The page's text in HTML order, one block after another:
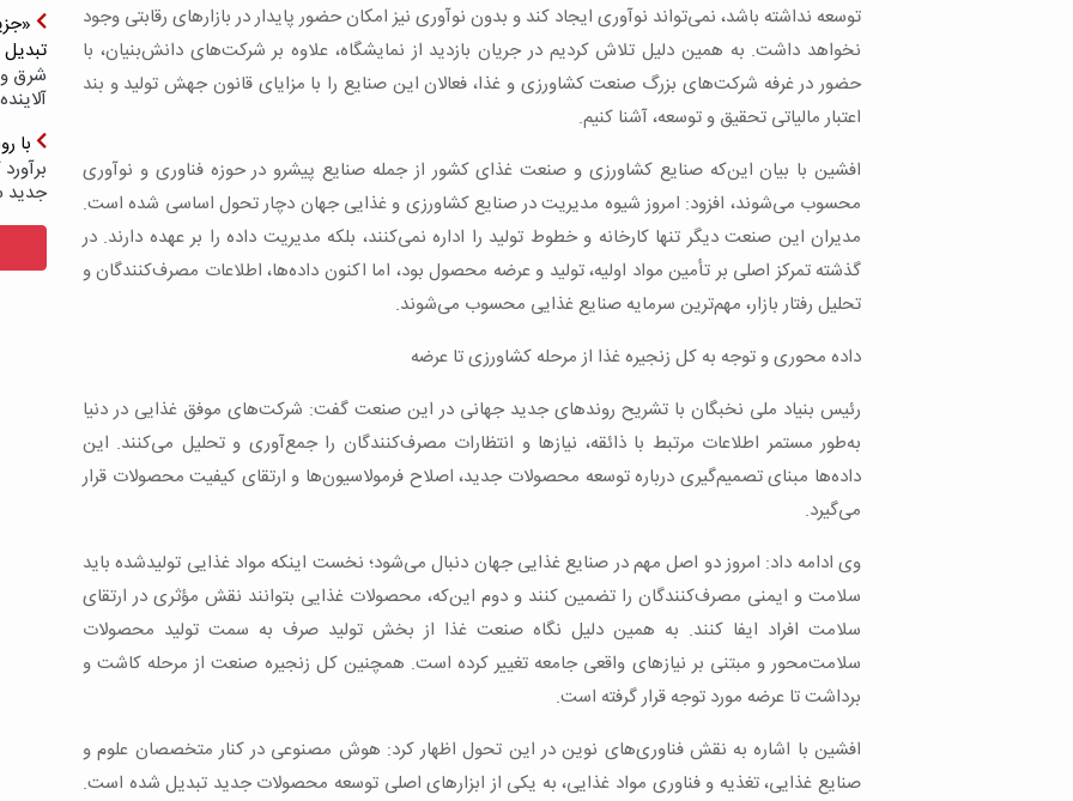
توسعه نداشته باشد، نمی‌تواند نوآوری ایجاد کند و بدون نوآوری نیز امکان حضور پایدار در بازارهای رقابتی وجود
نخواهد داشت. به همین دلیل تلاش کردیم در جریان بازدید از نمایشگاه، علاوه بر شرکت‌های دانش‌بنیان، با
حضور در غرفه شرکت‌های بزرگ صنعت کشاورزی و غذا، فعالان این صنایع را با مزایای قانون جهش تولید و بند
اعتبار مالیاتی تحقیق و توسعه، آشنا کنیم.
افشین با بیان این‌که صنایع کشاورزی و صنعت غذای کشور از جمله صنایع پیشرو در حوزه فناوری و نوآوری
محسوب می‌شوند، افزود: امروز شیوه مدیریت در صنایع کشاورزی و غذایی جهان دچار تحول اساسی شده است.
مدیران این صنعت دیگر تنها کارخانه و خطوط تولید را اداره نمی‌کنند، بلکه مدیریت داده را بر عهده دارند. در
گذشته تمرکز اصلی بر تأمین مواد اولیه، تولید و عرضه محصول بود، اما اکنون داده‌ها، اطلاعات مصرف‌کنندگان و
تحلیل رفتار بازار، مهم‌ترین سرمایه صنایع غذایی محسوب می‌شوند.
داده محوری و توجه به کل زنجیره غذا از مرحله کشاورزی تا عرضه
رئیس بنیاد ملی نخبگان با تشریح روندهای جدید جهانی در این صنعت گفت: شرکت‌های موفق غذایی در دنیا
به‌طور مستمر اطلاعات مرتبط با ذائقه، نیازها و انتظارات مصرف‌کنندگان را جمع‌آوری و تحلیل می‌کنند. این
داده‌ها مبنای تصمیم‌گیری درباره توسعه محصولات جدید، اصلاح فرمولاسیون‌ها و ارتقای کیفیت محصولات قرار
می‌گیرد.
وی ادامه داد: امروز دو اصل مهم در صنایع غذایی جهان دنبال می‌شود؛ نخست اینکه مواد غذایی تولیدشده باید
سلامت و ایمنی مصرف‌کنندگان را تضمین کنند و دوم این‌که، محصولات غذایی بتوانند نقش مؤثری در ارتقای
سلامت افراد ایفا کنند. به همین دلیل نگاه صنعت غذا از بخش تولید صرف به سمت تولید محصولات
سلامت‌محور و مبتنی بر نیازهای واقعی جامعه تغییر کرده است. همچنین کل زنجیره صنعت از مرحله کاشت و
برداشت تا عرضه مورد توجه قرار گرفته است.
افشین با اشاره به نقش فناوری‌های نوین در این تحول اظهار کرد: هوش مصنوعی در کنار متخصصان علوم و
صنایع غذایی، تغذیه و فناوری مواد غذایی، به یکی از ابزارهای اصلی توسعه محصولات جدید تبدیل شده است.
شرق
با